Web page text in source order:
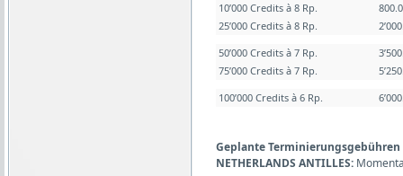
10’000 Credits à 8 Rp.
25’000 Credits à 8 Rp.
50’000 Credits à 7 Rp.
75’000 Credits à 7 Rp.
100’000 Credits à 6 Rp.
Geplante
NETHERLANDS ANTILLES: